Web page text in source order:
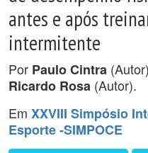
antes e após
intermitente
Por Paulo Cintra
Ricardo Rosa (Autor).
Em XXVIII Simpósio
Esporte -SIMPOCE